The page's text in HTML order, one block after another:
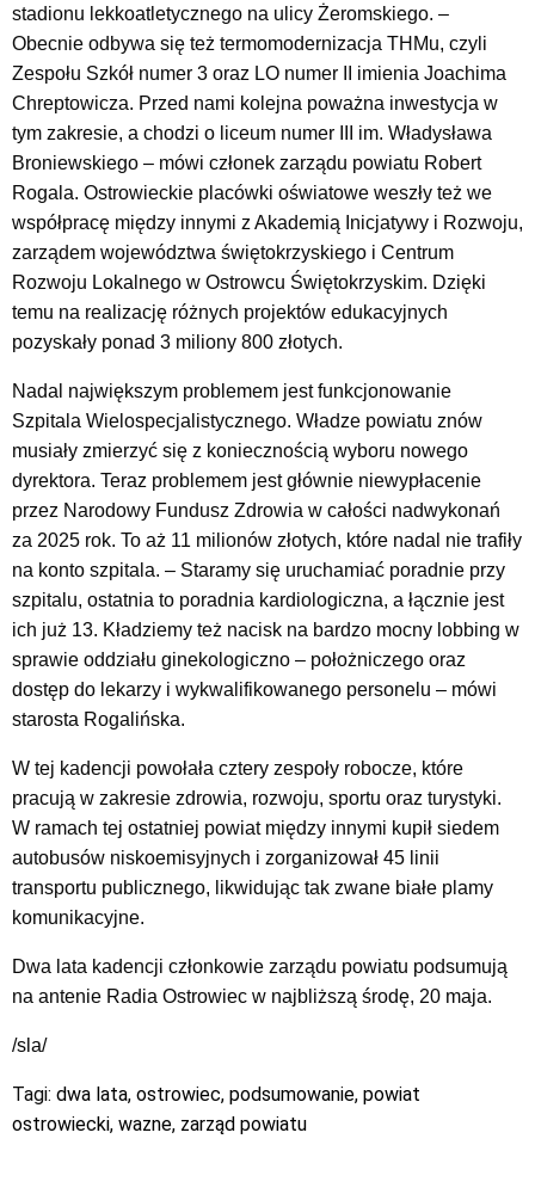
stadionu lekkoatletycznego na ulicy Żeromskiego. –
Obecnie odbywa się też termomodernizacja THMu, czyli
Zespołu Szkół numer 3 oraz LO numer II imienia Joachima
Chreptowicza. Przed nami kolejna poważna inwestycja w
tym zakresie, a chodzi o liceum numer III im. Władysława
Broniewskiego – mówi członek zarządu powiatu Robert
Rogala. Ostrowieckie placówki oświatowe weszły też we
współpracę między innymi z Akademią Inicjatywy i Rozwoju,
zarządem województwa świętokrzyskiego i Centrum
Rozwoju Lokalnego w Ostrowcu Świętokrzyskim. Dzięki
temu na realizację różnych projektów edukacyjnych
pozyskały ponad 3 miliony 800 złotych.
Nadal największym problemem jest funkcjonowanie
Szpitala Wielospecjalistycznego. Władze powiatu znów
musiały zmierzyć się z koniecznością wyboru nowego
dyrektora. Teraz problemem jest głównie niewypłacenie
przez Narodowy Fundusz Zdrowia w całości nadwykonań
za 2025 rok. To aż 11 milionów złotych, które nadal nie trafiły
na konto szpitala. – Staramy się uruchamiać poradnie przy
szpitalu, ostatnia to poradnia kardiologiczna, a łącznie jest
ich już 13. Kładziemy też nacisk na bardzo mocny lobbing w
sprawie oddziału ginekologiczno – położniczego oraz
dostęp do lekarzy i wykwalifikowanego personelu – mówi
starosta Rogalińska.
W tej kadencji powołała cztery zespoły robocze, które
pracują w zakresie zdrowia, rozwoju, sportu oraz turystyki.
W ramach tej ostatniej powiat między innymi kupił siedem
autobusów niskoemisyjnych i zorganizował 45 linii
transportu publicznego, likwidując tak zwane białe plamy
komunikacyjne.
Dwa lata kadencji członkowie zarządu powiatu podsumują
na antenie Radia Ostrowiec w najbliższą środę, 20 maja.
/sla/
Tagi: dwa lata, ostrowiec, podsumowanie, powiat
ostrowiecki, wazne, zarząd powiatu